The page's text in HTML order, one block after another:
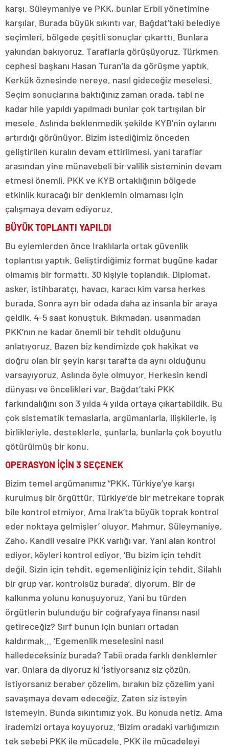
karşı. Süleymaniye ve PKK, bunlar Erbil yönetimine
karşılar. Burada büyük sıkıntı var. Bağdat’taki belediye
seçimleri, bölgede çeşitli sonuçlar çıkarttı. Bunlara
yakından bakıyoruz. Taraflarla görüşüyoruz. Türkmen
cephesi başkanı Hasan Turan’la da görüşme yaptık.
Kerkük öznesinde nereye, nasıl gideceğiz meselesi.
Seçim sonuçlarına baktığınız zaman orada, tabi ne
kadar hile yapıldı yapılmadı bunlar çok tartışılan bir
mesele. Aslında beklenmedik şekilde KYB’nin oylarını
artırdığı görünüyor. Bizim istediğimiz önceden
geliştirilen kuralın devam ettirilmesi, yani taraflar
arasından yine münavebeli bir valilik sisteminin devam
etmesi önemli. PKK ve KYB ortaklığının bölgede
etkinlik kuracağı bir denklemin olmaması için
çalışmaya devam ediyoruz.
BÜYÜK TOPLANTI YAPILDI
Bu eylemlerden önce Iraklılarla ortak güvenlik
toplantısı yaptık. Geliştirdiğimiz format bugüne kadar
olmamış bir formattı. 30 kişiyle toplandık. Diplomat,
asker, istihbaratçı, havacı, karacı kim varsa herkes
burada. Sonra ayrı bir odada daha az insanla bir araya
geldik. 4-5 saat konuştuk. Bıkmadan, usanmadan
PKK’nın ne kadar önemli bir tehdit olduğunu
anlatıyoruz. Bazen biz kendimizde çok hakikat ve
doğru olan bir şeyin karşı tarafta da aynı olduğunu
varsayıyoruz. Aslında öyle olmuyor. Herkesin kendi
dünyası ve öncelikleri var. Bağdat’taki PKK
farkındalığını son 3 yılda 4 yılda ortaya çıkartabildik. Bu
çok sistematik temaslarla, argümanlarla, ilişkilerle, iş
birlikleriyle, desteklerle, şunlarla, bunlarla çok boyutlu
götürülmüş bir konu.
OPERASYON İÇİN 3 SEÇENEK
Bizim temel argümanımız “PKK, Türkiye’ye karşı
kurulmuş bir örgüttür. Türkiye’de bir metrekare toprak
bile kontrol etmiyor. Ama Irak’ta büyük toprak kontrol
eder noktaya gelmişler’ oluyor. Mahmur, Süleymaniye,
Zaho, Kandil vesaire PKK varlığı var. Yani alan kontrol
ediyor, köyleri kontrol ediyor. ‘Bu bizim için tehdit
değil. Sizin için tehdit, egemenliğiniz için tehdit. Silahlı
bir grup var, kontrolsüz burada’. diyorum. Bir de
kalkınma yolunu konuşuyoruz. Yani bu türden
örgütlerin bulunduğu bir coğrafyaya finansı nasıl
getireceğiz? Sırf bunun için bunları ortadan
kaldırmak… ‘Egemenlik meselesini nasıl
halledeceksiniz burada? Tabii orada farklı denklemler
var. Onlara da diyoruz ki ‘İstiyorsanız siz çözün,
istiyorsanız beraber çözelim, bırakın biz çözelim yani
savaşmaya devam edeceğiz. Zaten siz isteyin
istemeyin. Bunda sıkıntımız yok. Bu konuda netiz. Ama
irademizi ortaya koyuyoruz. ‘Bizim oradaki varlığımızın
tek sebebi PKK ile mücadele. PKK ile mücadeleyi